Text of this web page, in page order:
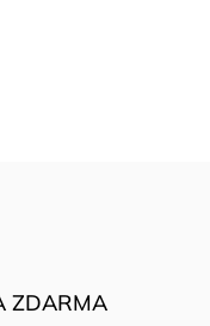
ZDARMA